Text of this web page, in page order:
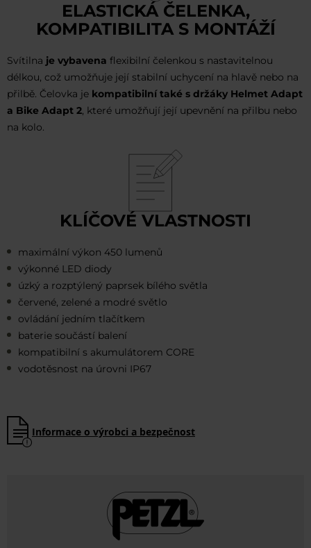
ELASTICKÁ ČELENKA,
KOMPATIBILITA S MONTÁŽÍ
Svítilna je vybavena flexibilní čelenkou s nastavitelnou
délkou, což umožňuje její stabilní uchycení na hlavě nebo na
přilbě. Čelovka je kompatibilní také s držáky Helmet Adapt
a Bike Adapt 2, které umožňují její upevnění na přilbu nebo
na kolo.
KLÍČOVÉ VLASTNOSTI
maximální výkon 450 lumenů
výkonné LED diody
úzký a rozptýlený paprsek bílého světla
červené, zelené a modré světlo
ovládání jedním tlačítkem
baterie součástí balení
kompatibilní s akumulátorem CORE
vodotěsnost na úrovni IP67
Informace o výrobci a bezpečnost